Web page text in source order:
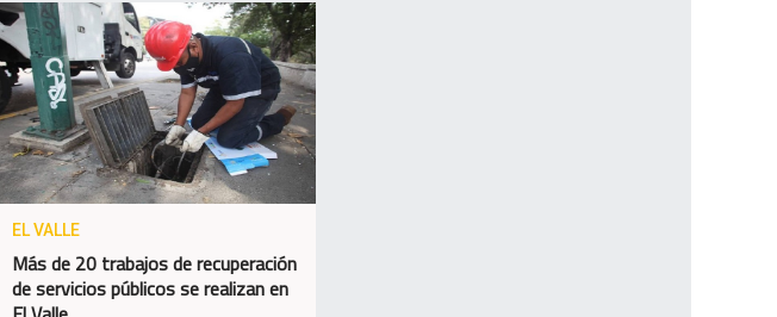
EL VALLE
Más de 20 trabajos de recuperación
de servicios públicos se realizan en